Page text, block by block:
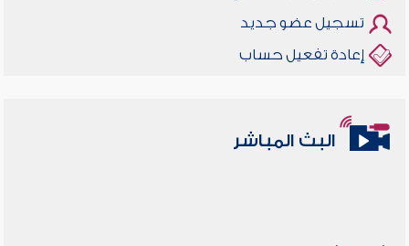
تسجيل عضو جديد
إعادة تفعيل حساب
البث المباشر